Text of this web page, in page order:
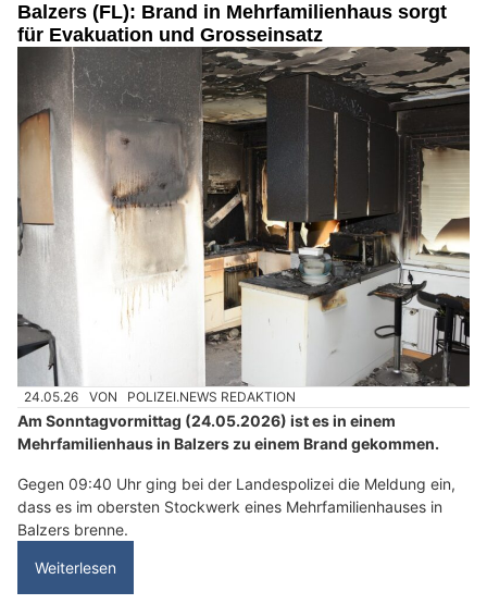
Balzers (FL): Brand in Mehrfamilienhaus sorgt
für Evakuation und Grosseinsatz
24.05.26 VON POLIZEI.NEWS REDAKTION
Am Sonntagvormittag (24.05.2026) ist es in einem
Mehrfamilienhaus in Balzers zu einem Brand gekommen.
Gegen 09:40 Uhr ging bei der Landespolizei die Meldung ein,
dass es im obersten Stockwerk eines Mehrfamilienhauses in
Balzers brenne.
Weiterlesen